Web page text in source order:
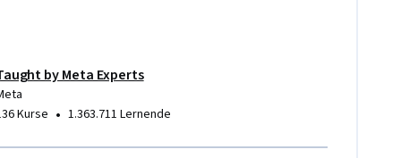
by Meta Experts
Kurse • 1.363.711 Lernende